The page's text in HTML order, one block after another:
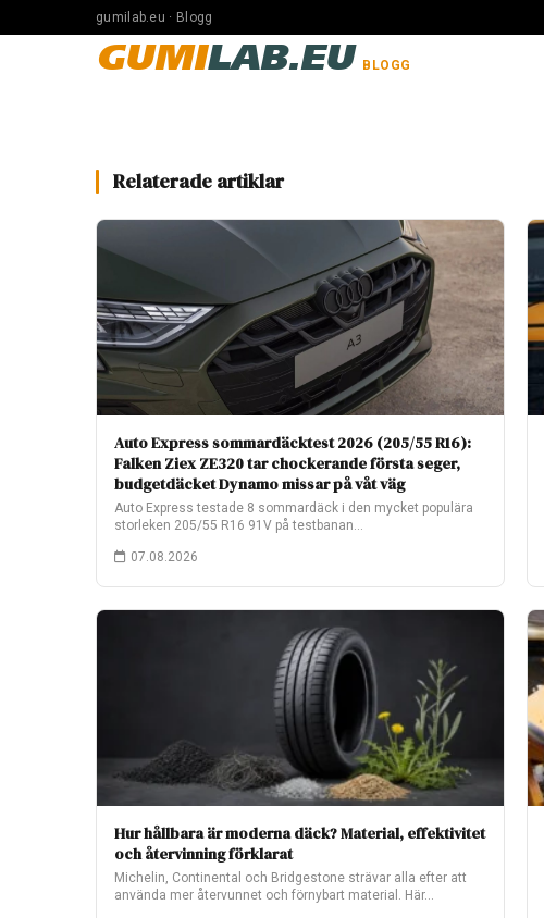
gumilab.eu · Blogg
GUMILAB.EU BLOGG
Relaterade artiklar
Auto Express sommardäcktest 2026 (205/55 R16):
Falken Ziex ZE320 tar chockerande första seger,
budgetdäcket Dynamo missar på våt väg
Auto Express testade 8 sommardäck i den mycket populära
storleken 205/55 R16 91V på testbanan…
07.08.2026
Hur hållbara är moderna däck? Material, effektivitet
och återvinning förklarat
Michelin, Continental och Bridgestone strävar alla efter att
använda mer återvunnet och förnybart material. Här…